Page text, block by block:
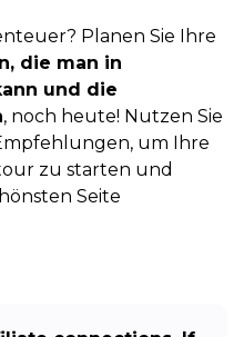
Planen Sie Ihre
die man in
und die
, noch heute! Nutzen Sie
um Ihre
zu starten und
Seite